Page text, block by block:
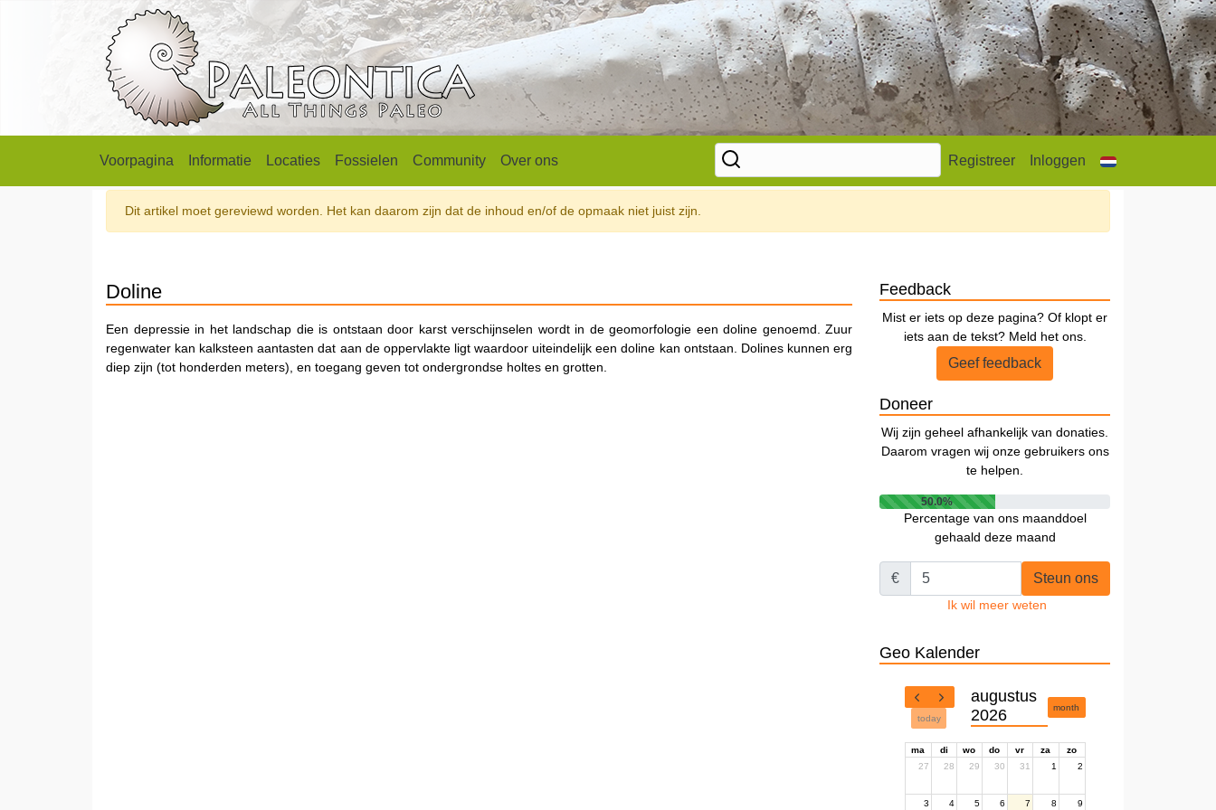
Voorpagina Informatie Locaties Fossielen Community Over ons Registreer Inloggen
Dit artikel moet gereviewd worden. Het kan daarom zijn dat de inhoud en/of de opmaak niet juist zijn.
Doline
Een depressie in het landschap die is ontstaan door karst verschijnselen wordt in de geomorfologie een doline genoemd. Zuur
regenwater kan kalksteen aantasten dat aan de oppervlakte ligt waardoor uiteindelijk een doline kan ontstaan. Dolines kunnen erg
diep zijn (tot honderden meters), en toegang geven tot ondergrondse holtes en grotten.
Feedback
Mist er iets op deze pagina? Of klopt er
iets aan de tekst? Meld het ons.
Geef feedback
Doneer
Wij zijn geheel afhankelijk van donaties.
Daarom vragen wij onze gebruikers ons
te helpen.
50.0%
Percentage van ons maanddoel
gehaald deze maand
€ Steun ons
Ik wil meer weten
Geo Kalender
today
augustus
2026
month
ma di wo do vr za
zo
27
28 29 30 31 1 2
3 4 5 6 7 8 9